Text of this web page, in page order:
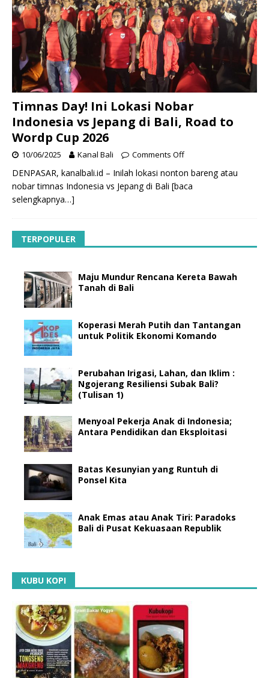
Timnas Day! Ini Lokasi Nobar
Indonesia vs Jepang di Bali, Road to
Wordp Cup 2026
10/06/2025 Kanal Bali Comments Off
DENPASAR, kanalbali.id – Inilah lokasi nonton bareng atau
nobar timnas Indonesia vs Jepang di Bali [baca
selengkapnya…]
TERPOPULER
Maju Mundur Rencana Kereta Bawah
Tanah di Bali
Koperasi Merah Putih dan Tantangan
untuk Politik Ekonomi Komando
Perubahan Irigasi, Lahan, dan Iklim :
Ngojerang Resiliensi Subak Bali?
(Tulisan 1)
Menyoal Pekerja Anak di Indonesia;
Antara Pendidikan dan Eksploitasi
Batas Kesunyian yang Runtuh di
Ponsel Kita
Anak Emas atau Anak Tiri: Paradoks
Bali di Pusat Kekuasaan Republik
KUBU KOPI